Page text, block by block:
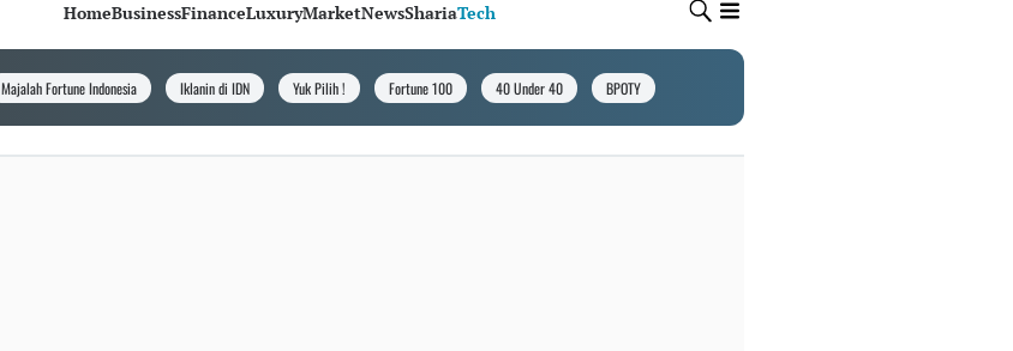
HomeBusinessFinanceLuxuryMarketNewsShariaTech
Majalah Fortune Indonesia Iklanin di IDN Yuk Pilih ! Fortune 100 40 Under 40 BPOTY